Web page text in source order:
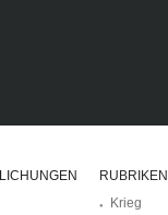
RUBRIKEN
Krieg